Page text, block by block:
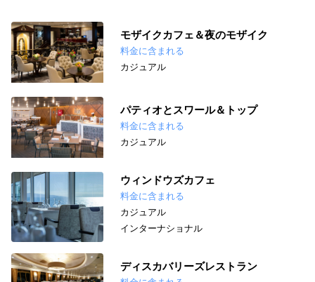
モザイクカフェ＆夜のモザイク
料金に含まれる
カジュアル
パティオとスワール＆トップ
料金に含まれる
カジュアル
ウィンドウズカフェ
料金に含まれる
カジュアル
インターナショナル
ディスカバリーズレストラン